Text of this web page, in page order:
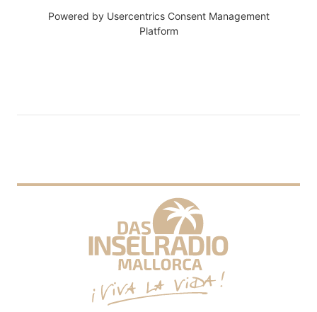
Powered by Usercentrics Consent Management
Platform